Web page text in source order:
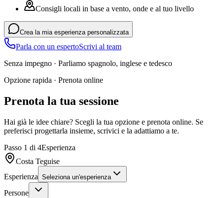
Consigli locali in base a vento, onde e al tuo livello
Crea la mia esperienza personalizzata
Parla con un espertoScrivi al team
Senza impegno · Parliamo spagnolo, inglese e tedesco
Opzione rapida · Prenota online
Prenota la tua sessione
Hai già le idee chiare? Scegli la tua opzione e prenota online. Se
preferisci progettarla insieme, scrivici e la adattiamo a te.
Passo 1 di 4Esperienza
Costa Teguise
Esperienza Seleziona un'esperienza
Persone